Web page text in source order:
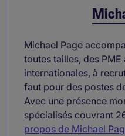
Michael Page
toutes tailles, des
internationales, à
faut pour des postes
Avec une présence
spécialisés couvrant
propos de Michael